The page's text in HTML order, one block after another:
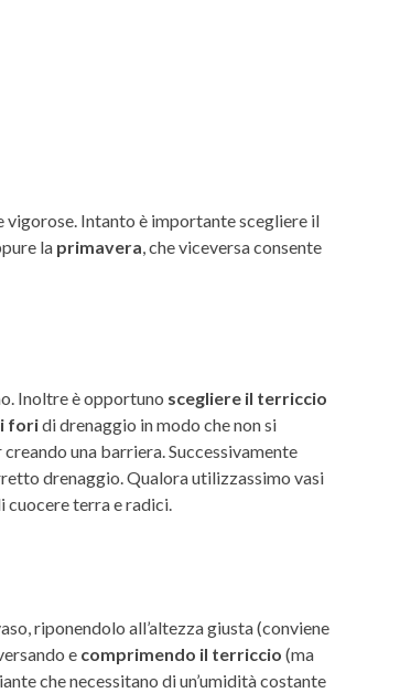
vigorose. Intanto è importante scegliere il
la primavera, che viceversa consente
Inoltre è opportuno scegliere il terriccio
foridi drenaggio in modo che non si
una barriera. Successivamente
drenaggio. Qualora utilizzassimo vasi
cuocere terra e radici.
riponendolo all’altezza giusta (conviene
e comprimendo il terriccio (ma
che necessitano di un’umidità costante